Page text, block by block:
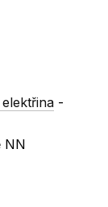
elektřina -
NN